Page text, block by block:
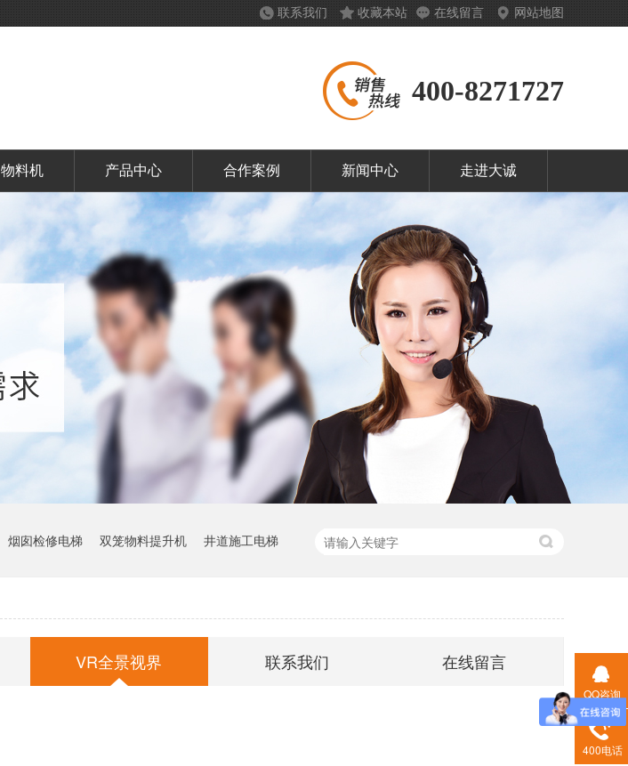
联系我们 收藏本站 在线留言 网站地图
400-8271727
物料机 产品中心 合作案例 新闻中心 走进大诚
烟囱检修电梯 双笼物料提升机 井道施工电梯
VR全景视界 联系我们 在线留言
QQ咨询
400电话